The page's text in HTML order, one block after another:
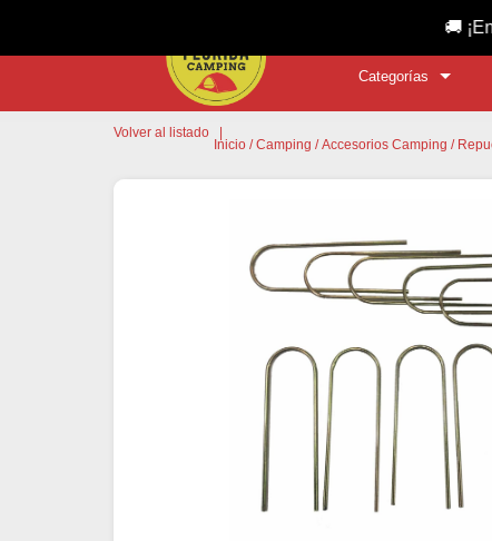
Categorías
Volver al listado
Inicio /Camping /Accesorios Camping /
🚚 ¡Envío gratis